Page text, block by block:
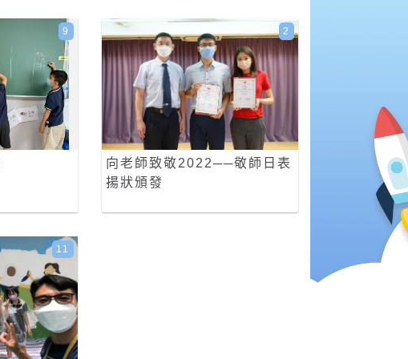
9
向老師致敬2022──敬師日表
揚狀頒發
2
11